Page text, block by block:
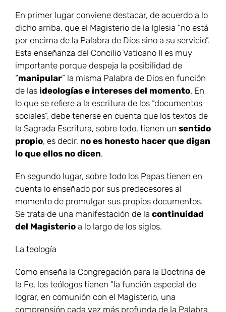
En primer lugar conviene destacar, de acuerdo a lo
dicho arriba, que el Magisterio de la Iglesia “no está
por encima de la Palabra de Dios sino a su servicio”.
Esta enseñanza del Concilio Vaticano II es muy
importante porque despeja la posibilidad de
“manipular” la misma Palabra de Dios en función
de las ideologías e intereses del momento. En
lo que se refiere a la escritura de los “documentos
sociales”, debe tenerse en cuenta que los textos de
la Sagrada Escritura, sobre todo, tienen un sentido
propio, es decir, no es honesto hacer que digan
lo que ellos no dicen.
En segundo lugar, sobre todo los Papas tienen en
cuenta lo enseñado por sus predecesores al
momento de promulgar sus propios documentos.
Se trata de una manifestación de la continuidad
del Magisterio a lo largo de los siglos.
La teología
Como enseña la Congregación para la Doctrina de
la Fe, los teólogos tienen “la función especial de
lograr, en comunión con el Magisterio, una
comprensión cada vez más profunda de la Palabra